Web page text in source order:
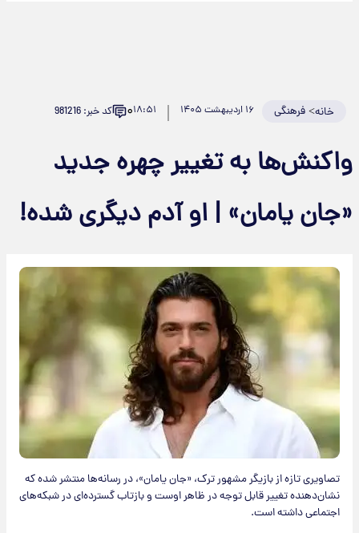
خانه>فرهنگی ۱۶ اردیبهشت ۱۴۰۵ ۱۸:۵۱۰ کد خبر: 981216
واکنش‌ها به تغییر چهره جدید
«جان یامان» | او آدم دیگری شده!
تصاویری تازه از بازیگر مشهور ترک، «جان یامان»، در رسانه‌ها منتشر شده که
نشان‌دهنده تغییر قابل توجه در ظاهر اوست و بازتاب گسترده‌ای در شبکه‌های
اجتماعی داشته است.